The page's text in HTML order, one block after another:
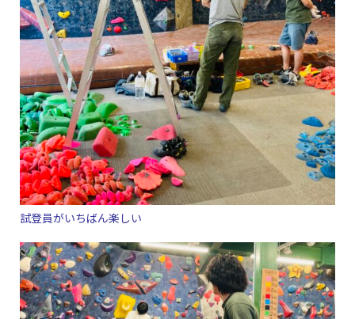
試登員がいちばん楽しい